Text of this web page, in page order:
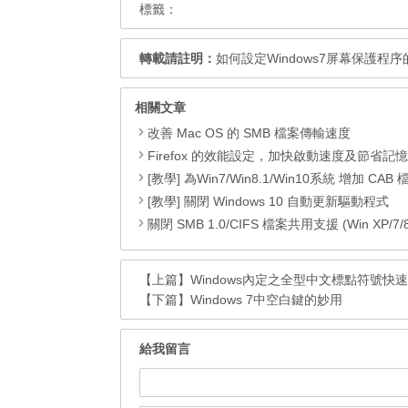
標籤：
轉載請註明： 如何設定Windows7屏幕保護程序
相關文章
改善 Mac OS 的 SMB 檔案傳輸速度
Firefox 的效能設定，加快啟動速度及節省記
[教學] 為Win7/Win8.1/Win10系統 增加 CAB 檔的右鍵安裝
[教學] 關閉 Windows 10 自動更新驅動程式
關閉 SMB 1.0/CIFS 檔案共用支援 (Win XP/7/8/
【上篇】 Windows內定之全型中文標點符號快
【下篇】 Windows 7中空白鍵的妙用
給我留言